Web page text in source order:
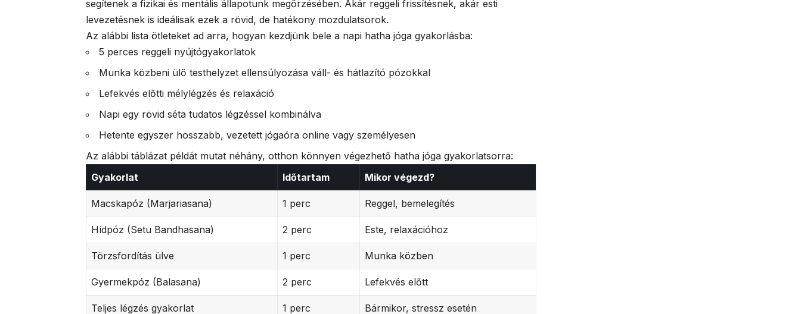
segítenek a fizikai és mentális állapotunk megőrzésében. Akár reggeli frissítésnek, akár esti
levezetésnek is ideálisak ezek a rövid, de hatékony mozdulatsorok.
Az alábbi lista ötleteket ad arra, hogyan kezdjünk bele a napi hatha jóga gyakorlásba:
5 perces reggeli nyújtógyakorlatok
Munka közbeni ülő testhelyzet ellensúlyozása váll- és hátlazító pózokkal
Lefekvés előtti mélylégzés és relaxáció
Napi egy rövid séta tudatos légzéssel kombinálva
Hetente egyszer hosszabb, vezetett jógaóra online vagy személyesen
Az alábbi táblázat példát mutat néhány, otthon könnyen végezhető hatha jóga gyakorlatsorra:
Gyakorlat
Időtartam Mikor végezd?
Macskapóz (Marjariasana) 1 perc Reggel, bemelegítés
Hídpóz (Setu Bandhasana) 2 perc Este, relaxációhoz
Törzsfordítás ülve 1 perc Munka közben
Gyermekpóz (Balasana) 2 perc Lefekvés előtt
Teljes légzés gyakorlat 1 perc Bármikor, stressz esetén